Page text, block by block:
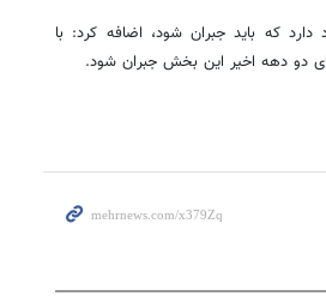
که باید جبران شود، اضافه کرد: با
دو دهه اخیر این بخش جبران شود.